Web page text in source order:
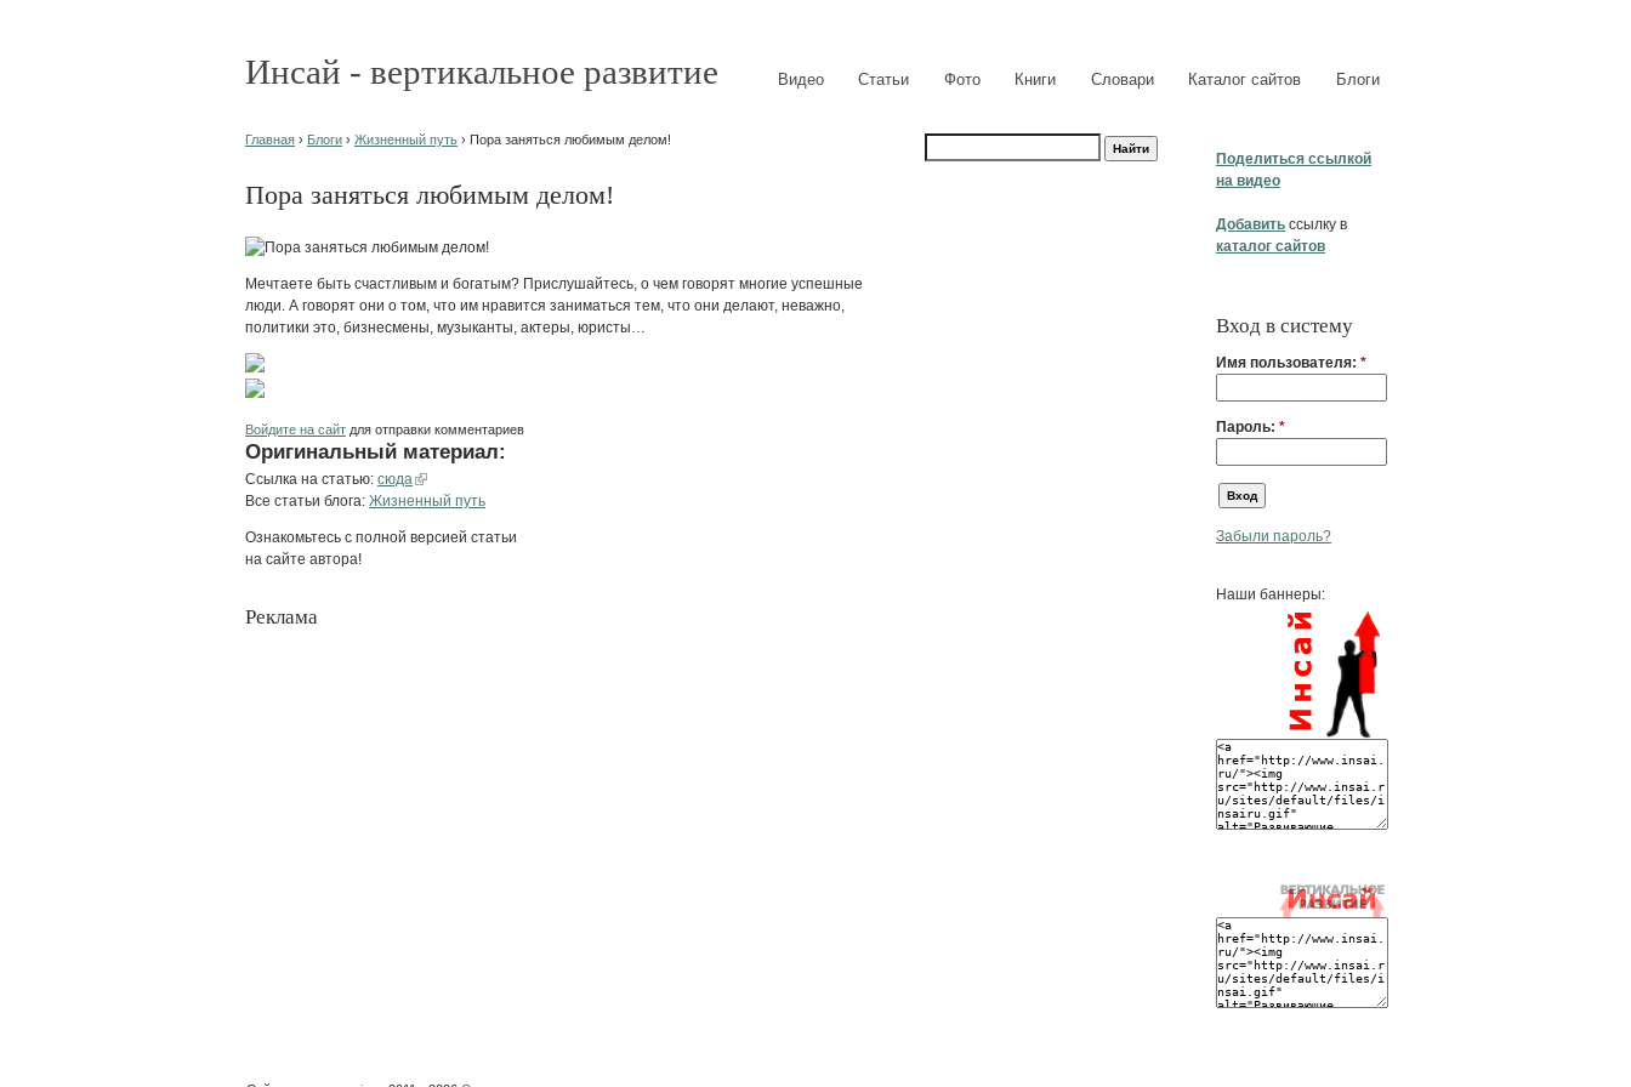
Инсай - вертикальное развитие Видео Статьи Фото Книги Словари Каталог сайтов Блоги
Поделиться ссылкой
на видео
Добавить ссылку в
каталог сайтов
Вход в систему
Имя пользователя: *
Пароль: *
Забыли пароль?
Наши баннеры:
Главная › Блоги › Жизненный путь › Пора заняться любимым делом!
Пора заняться любимым делом!
Мечтаете быть счастливым и богатым? Прислушайтесь, о чем говорят многие успешные
люди. А говорят они о том, что им нравится заниматься тем, что они делают, неважно,
политики это, бизнесмены, музыканты, актеры, юристы…
Войдите на сайт для отправки комментариев
Оригинальный материал:
Ссылка на статью: сюда
Все статьи блога: Жизненный путь
Ознакомьтесь с полной версией статьи
на сайте автора!
Реклама